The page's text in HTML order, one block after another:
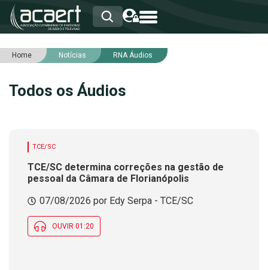
HOME
ASSOCIADOS
SERVIÇOS
Home Notícias RNA Áudios
Todos os Áudios
TCE/SC
TCE/SC determina correções na gestão de
pessoal da Câmara de Florianópolis
07/08/2026 por Edy Serpa - TCE/SC
OUVIR 01:20